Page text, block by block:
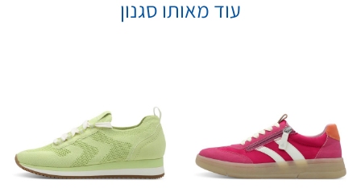
עוד מאותו סגנון